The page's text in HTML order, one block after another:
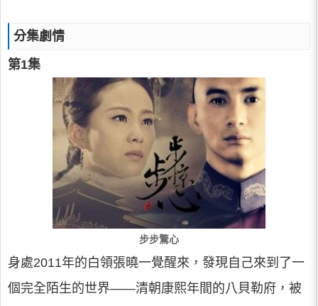
分集劇情
第1集
步步驚心
身處2011年的白領張曉一覺醒來，發現自己來到了一
個完全陌生的世界――清朝康熙年間的八貝勒府，被